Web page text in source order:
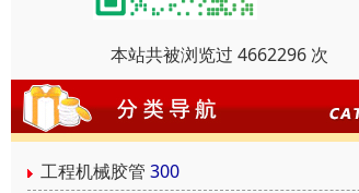
本站共被浏览过 4662296 次
工程机械胶管 300